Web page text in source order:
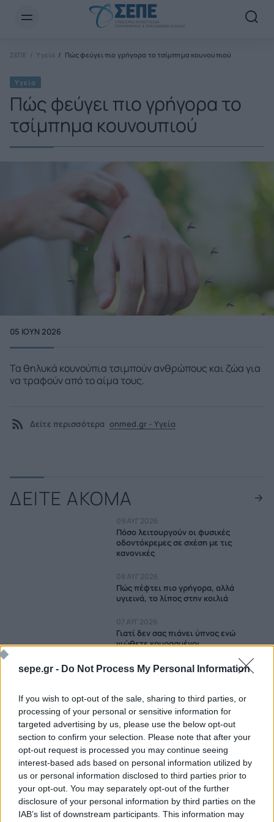
sepe.gr - Do Not Process My Personal Information
If you wish to opt-out of the sale, sharing to third parties, or
processing of your personal or sensitive information for
targeted advertising by us, please use the below opt-out
section to confirm your selection. Please note that after your
opt-out request is processed you may continue seeing
interest-based ads based on personal information utilized by
us or personal information disclosed to third parties prior to
your opt-out. You may separately opt-out of the further
disclosure of your personal information by third parties on the
IAB’s list of downstream participants. This information may
ΣΕΠΕ Υγεία Πώς φεύγει πιο γρήγορα το τσίμπημα κουνουπιού
Υγεία
Πώς φεύγει πιο γρήγορα το
τσίμπημα κουνουπιού
05 ΙΟΥΝ 2026
Τα θηλυκά κουνούπια τσιμπούν ανθρώπους και ζώα για
να τραφούν από το αίμα τους.
Δείτε περισσότερα onmed.gr - Υγεία
ΔΕΙΤΕ ΑΚΟΜΑ
09 ΑΥΓ 2026
Πόσο λειτουργούν οι φυσικές
οδοντόκρεμες σε σχέση με τις
κανονικές
08 ΑΥΓ 2026
Πώς πέφτει πιο γρήγορα, αλλά
υγιεινά, το λίπος στην κοιλιά
07 ΑΥΓ 2026
Γιατί δεν σας πιάνει ύπνος ενώ
νιώθετε κουρασμένοι
07 ΑΥΓ 2026
06 ΑΥΓ 2026
Διεισδυτικός στρεπτόκοκκος Α
(iGAS): Επείγοντα συμπτώματα και
αντιμετώπιση
05 ΑΥΓ 2026
Πώς ανακόπτεται η ρευματοειδής
αρθρίτιδα στα αρχικά της στάδια
Newsletter Email*